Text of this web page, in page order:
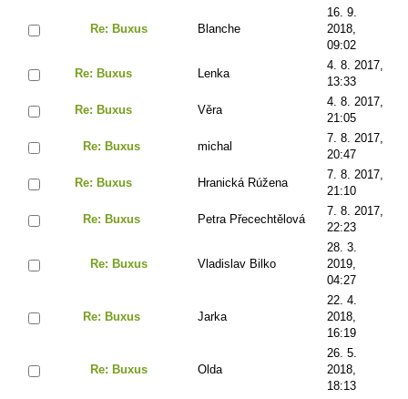
Re: Buxus Blanche
16. 9.
2018,
09:02
Re: Buxus Lenka
4. 8. 2017,
13:33
Re: Buxus Věra
4. 8. 2017,
21:05
Re: Buxus michal
7. 8. 2017,
20:47
Re: Buxus Hranická Rúžena
7. 8. 2017,
21:10
Re: Buxus Petra Přecechtělová
7. 8. 2017,
22:23
Re: Buxus Vladislav Bilko
28. 3.
2019,
04:27
Re: Buxus Jarka
22. 4.
2018,
16:19
Re: Buxus Olda
26. 5.
2018,
18:13